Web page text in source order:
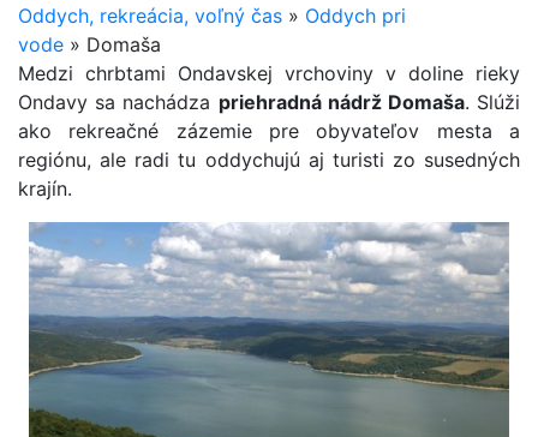
Oddych, rekreácia, voľný čas » Oddych pri
vode » Domaša
Medzi chrbtami Ondavskej vrchoviny v doline rieky
Ondavy sa nachádza priehradná nádrž Domaša. Slúži
ako rekreačné zázemie pre obyvateľov mesta a
regiónu, ale radi tu oddychujú aj turisti zo susedných
krajín.